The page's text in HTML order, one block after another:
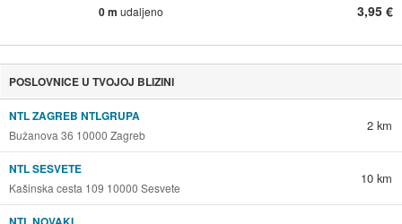
0 m udaljeno 3,95 €
POSLOVNICE U TVOJOJ BLIZINI
NTL ZAGREB NTLGRUPA
Bužanova 36 10000 Zagreb
2 km
NTL SESVETE
Kašinska cesta 109 10000 Sesvete
10 km